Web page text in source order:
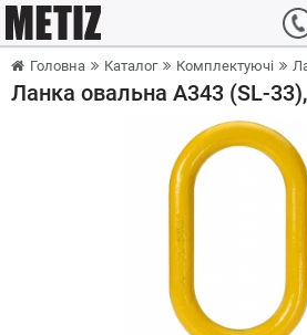
Головна Каталог Комплектуючі
Ланка овальна А343 (SL-